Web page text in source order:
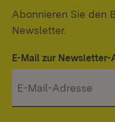
Abonnieren Sie den
Newsletter.
E-Mail zur